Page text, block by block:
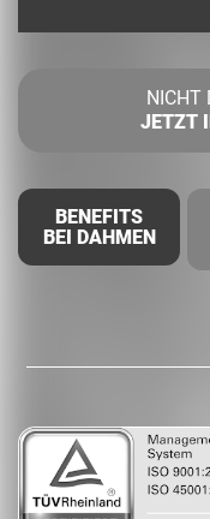
NICHT
JETZT
BENEFITS
BEI DAHMEN